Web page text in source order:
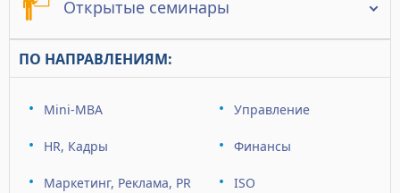
Открытые семинары
ПО НАПРАВЛЕНИЯМ:
Mini-MBA Управление
HR, Кадры Финансы
Маркетинг, Реклама, PR ISO